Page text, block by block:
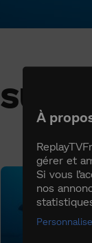
SUR
À
gérer et
Si vous
nos